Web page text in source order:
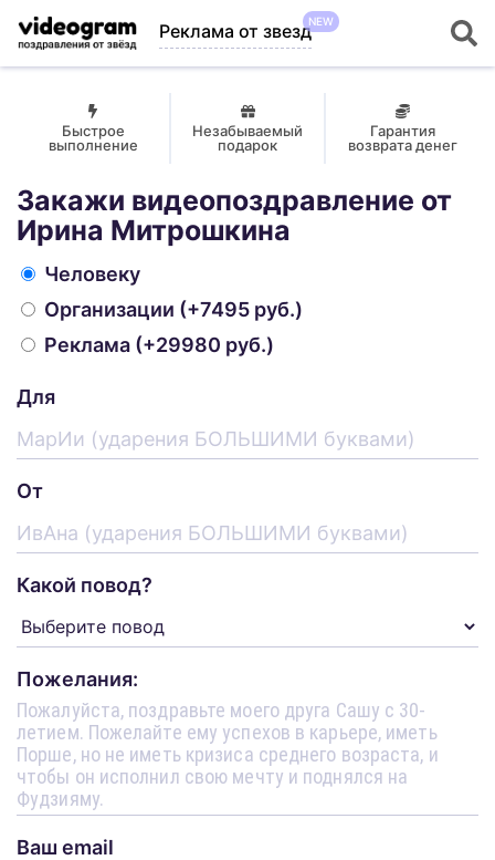
Реклама от звездNEW
Быстрое
выполнение
Незабываемый
подарок
Гарантия
возврата денег
Закажи видеопоздравление от
Ирина Митрошкина
Человеку
Организации (+7495 руб.)
Реклама (+29980 руб.)
Для
От
Какой повод?
Пожелания:
Ваш email